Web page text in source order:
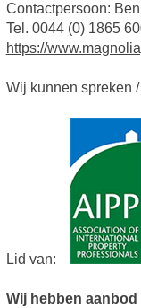
Contactpersoon:
Tel. 0044 (0) 1865
https://
Wij kunnen spreken
Lid van:
Wij hebben